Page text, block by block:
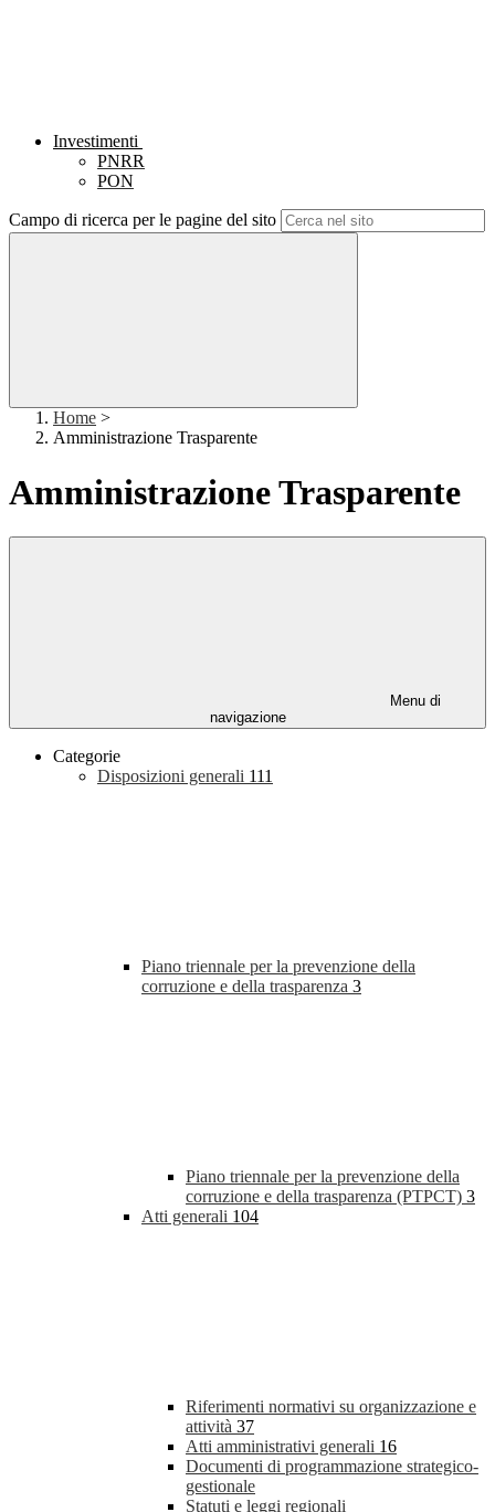
Investimenti
PNRR
PON
Campo di ricerca per le pagine del sito
Home >
Amministrazione Trasparente
Amministrazione Trasparente
Menu di
navigazione
Categorie
Disposizioni generali 111
Piano triennale per la prevenzione della
corruzione e della trasparenza 3
Piano triennale per la prevenzione della
corruzione e della trasparenza (PTPCT) 3
Atti generali 104
Riferimenti normativi su organizzazione e
attività 37
Atti amministrativi generali 16
Documenti di programmazione strategico-
gestionale
Statuti e leggi regionali